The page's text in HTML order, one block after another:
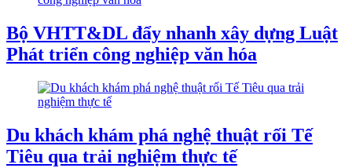
Bộ VHTT&DL đẩy nhanh xây dựng Luật
Phát triển công nghiệp văn hóa
Du khách khám phá nghệ thuật rối Tế
Tiêu qua trải nghiệm thực tế